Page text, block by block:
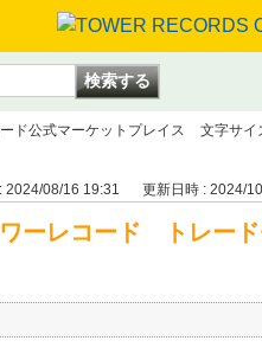
文字サイ
ド公式マーケットプレイス
2024/08/16 19:31 更新日時 : 2024/
ーレコード トレー